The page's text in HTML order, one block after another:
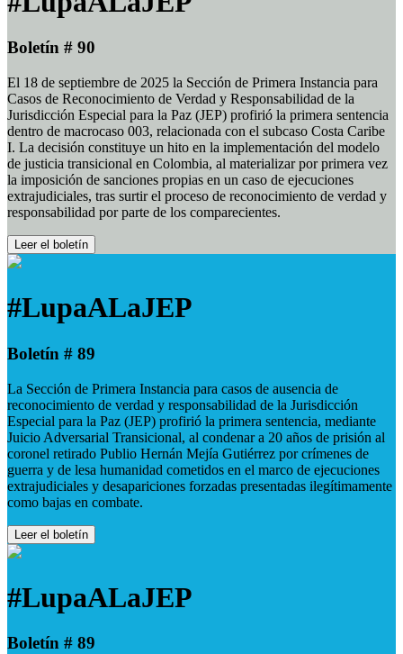
Boletín # 90
El 18 de septiembre de 2025 la Sección de Primera Instancia para
Casos de Reconocimiento de Verdad y Responsabilidad de la
Jurisdicción Especial para la Paz (JEP) profirió la primera sentencia
dentro de macrocaso 003, relacionada con el subcaso Costa Caribe
I. La decisión constituye un hito en la implementación del modelo
de justicia transicional en Colombia, al materializar por primera vez
la imposición de sanciones propias en un caso de ejecuciones
extrajudiciales, tras surtir el proceso de reconocimiento de verdad y
responsabilidad por parte de los comparecientes.
Leer el boletín
#LupaALaJEP
Boletín # 89
La Sección de Primera Instancia para casos de ausencia de
reconocimiento de verdad y responsabilidad de la Jurisdicción
Especial para la Paz (JEP) profirió la primera sentencia, mediante
Juicio Adversarial Transicional, al condenar a 20 años de prisión al
coronel retirado Publio Hernán Mejía Gutiérrez por crímenes de
guerra y de lesa humanidad cometidos en el marco de ejecuciones
extrajudiciales y desapariciones forzadas presentadas ilegítimamente
como bajas en combate.
Leer el boletín
#LupaALaJEP
Boletín # 89